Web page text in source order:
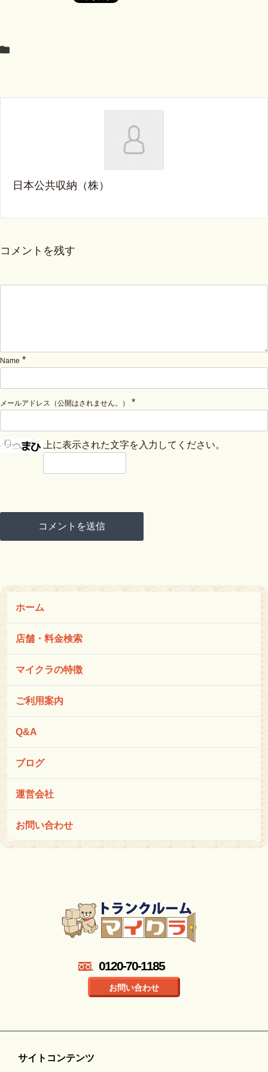
日本公共収納（株）
コメントを残す
Name *
メールアドレス（公開はされません。） *
上に表示された文字を入力してください。
ホーム
店舗・料金検索
マイクラの特徴
ご利用案内
Q&A
ブログ
運営会社
お問い合わせ
0120-70-1185
お問い合わせ
サイトコンテンツ